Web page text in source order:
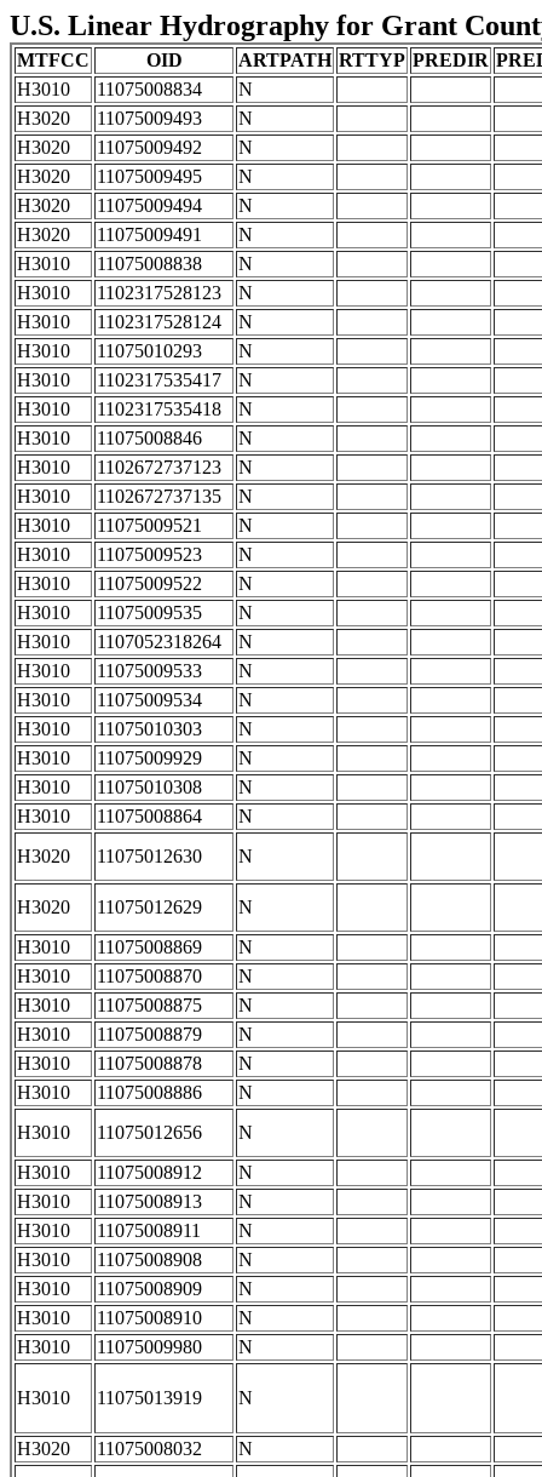
U.S. Linear Hydrography for Grant
MTFCC OID ARTPATH RTTYP PREDIR
H3010
11075008834
N
H3020
11075009493
N
H3020
11075009492
N
H3020
11075009495
N
H3020
11075009494
N
H3020
11075009491
N
H3010
11075008838
N
H3010
1102317528123
N
H3010
1102317528124
N
H3010
11075010293
N
H3010
1102317535417
N
H3010
1102317535418
N
H3010
11075008846
N
H3010
1102672737123
N
H3010
1102672737135
N
H3010
11075009521
N
H3010
11075009523
N
H3010
11075009522
N
H3010
11075009535
N
H3010
1107052318264
N
H3010
11075009533
N
H3010
11075009534
N
H3010
11075010303
N
H3010
11075009929
N
H3010
11075010308
N
H3010
11075008864
N
H3020
11075012630 N
H3020 11075012629
N
H3010
11075008869
N
H3010
11075008870
N
H3010
11075008875
N
H3010
11075008879
N
H3010
11075008878
N
H3010
11075008886
N
H3010
11075012656
N
H3010
11075008912
N
H3010
11075008913
N
H3010
11075008911
N
H3010
11075008908
N
H3010
11075008909
N
H3010
11075008910
N
H3010
11075009980 N
H3010 11075013919 N
H3020 11075008032
N